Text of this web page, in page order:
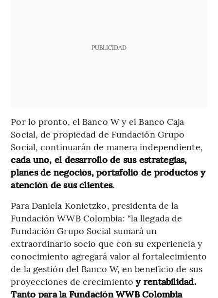
PUBLICIDAD
Por lo pronto, el Banco W y el Banco Caja
Social, de propiedad de Fundación Grupo
Social, continuarán de manera independiente,
cada uno, el desarrollo de sus estrategias,
planes de negocios, portafolio de productos y
atención de sus clientes.
Para Daniela Konietzko, presidenta de la
Fundación WWB Colombia: “la llegada de
Fundación Grupo Social sumará un
extraordinario socio que con su experiencia y
conocimiento agregará valor al fortalecimiento
de la gestión del Banco W, en beneficio de sus
proyecciones de crecimiento y rentabilidad.
Tanto para la Fundación WWB Colombia